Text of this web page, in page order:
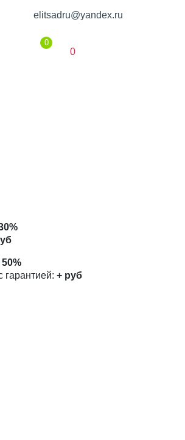
elitsadru@yandex.ru
0
0
%
50%
гарантией: +руб